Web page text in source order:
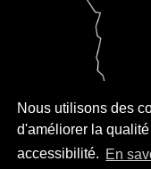
Nous utilisons des
d'améliorer la
accessibilité. En
PLAN DU SITE